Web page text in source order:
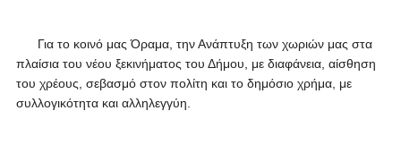
Για το κοινό μας Όραμα, την Ανάπτυξη των χωριών μας στα
πλαίσια του νέου ξεκινήματος του Δήμου, με διαφάνεια, αίσθηση
του χρέους, σεβασμό στον πολίτη και το δημόσιο χρήμα, με
συλλογικότητα και αλληλεγγύη.